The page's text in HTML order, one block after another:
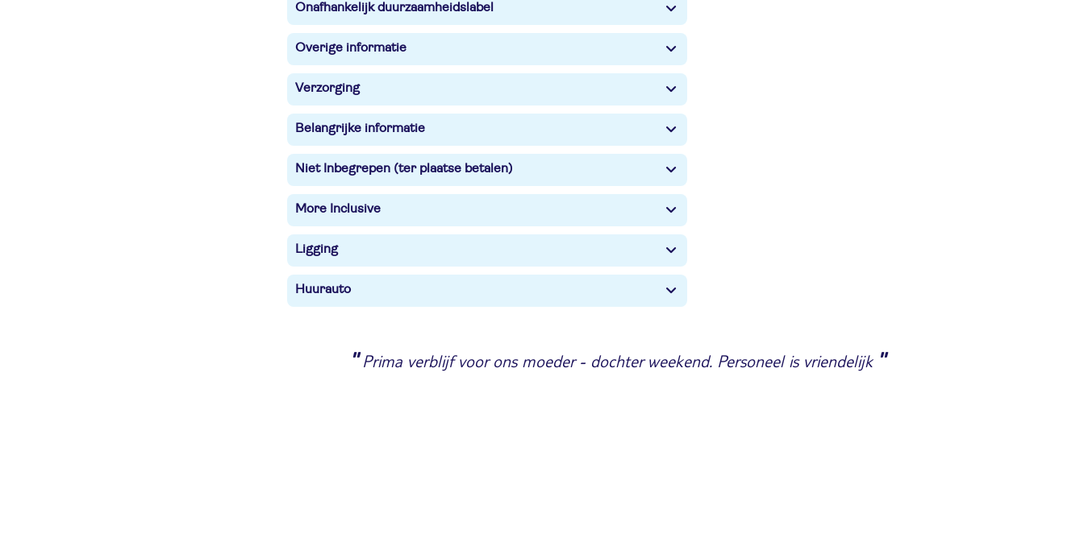
Onafhankelijk duurzaamheidslabel
Overige informatie
Verzorging
Belangrijke informatie
Niet Inbegrepen (ter plaatse betalen)
More Inclusive
Ligging
Huurauto
" Prima verblijf voor ons moeder - dochter weekend. Personeel is vriendelijk "